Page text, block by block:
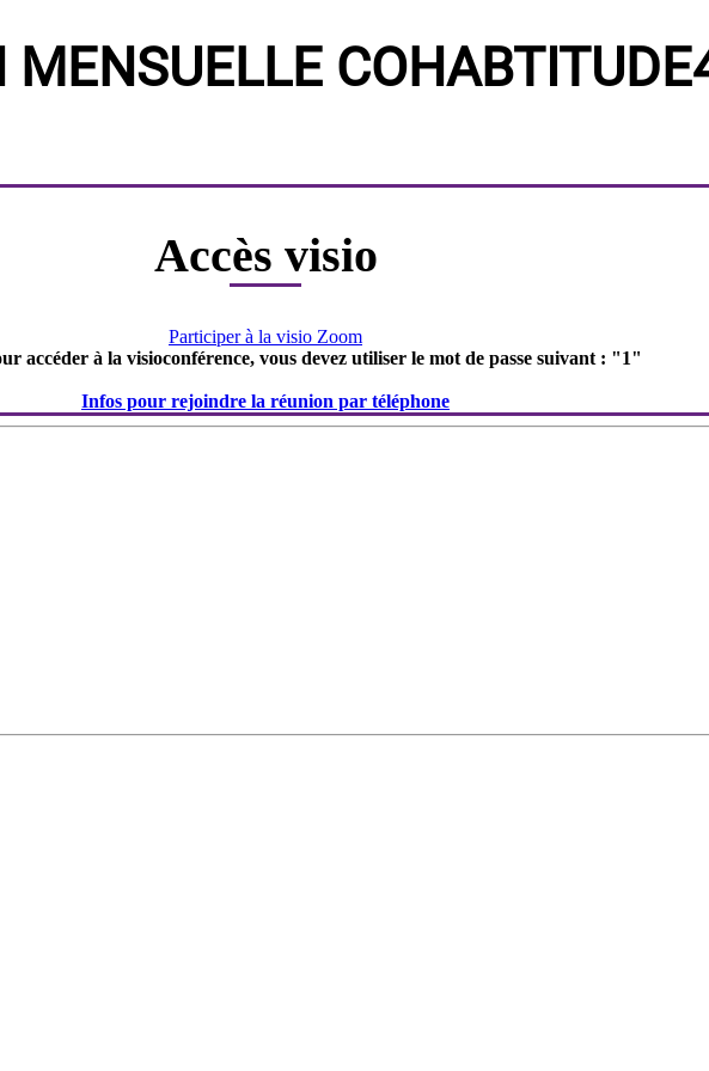
MENSUELLE
Accès visio
Participer à la visio Zoom
accéder à la visioconférence, vous devez utiliser le mot de passe suivant : "1"
Infos pour rejoindre la réunion par téléphone